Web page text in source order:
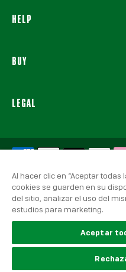
HELP
BUY
LEGAL
© 2026 Real Betis
Legal warning|
Al hacer clic en “Aceptar todas
cookies se guarden en su
del sitio, analizar el uso del
estudios para marketing.
Aceptar